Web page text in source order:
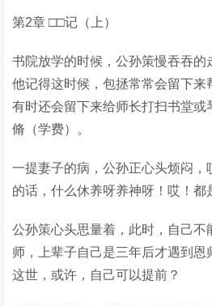
第2章 □□记（上）
书院放学的时候，公孙策慢吞吞的
他记得这时候，包拯常常会留下来
有时还会留下来给师长打扫书堂或
脩（学费）。
一提妻子的病，公孙正心头烦闷，
的话，什么休养呀养神呀！哎！都
公孙策心头思量着，此时，自己不
师，上辈子自己是三年后才遇到恩
这世，或许，自己可以提前？